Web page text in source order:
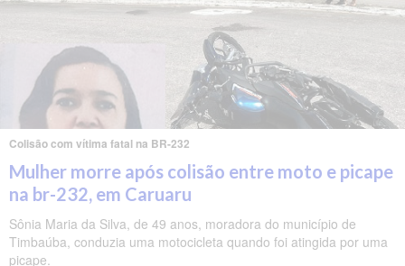
Colisão com vítima fatal na BR-232
Mulher morre após colisão entre moto e picape
na br-232, em Caruaru
Sônia Maria da Silva, de 49 anos, moradora do município de
Timbaúba, conduzia uma motocicleta quando foi atingida por uma
picape.